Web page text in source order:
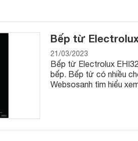
không gian bếp. Bếp từ Electrolux
quan sát và dễ dàng thao tác. Giá
Bếp từ
21/03/2023
Bếp từ Electrolux
bếp. Bếp từ có nhiều
Websosanh tìm hiểu